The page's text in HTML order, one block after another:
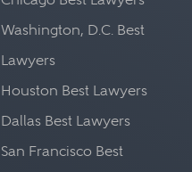
Washington, D.C. Best
Lawyers
Houston Best Lawyers
Dallas Best Lawyers
San Francisco Best